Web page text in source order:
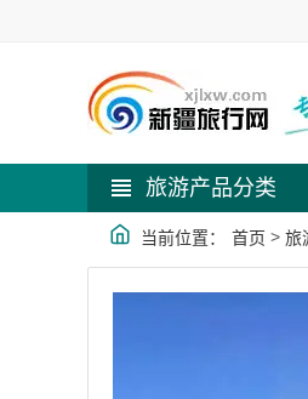
旅游产品分类
当前位置： 首页 > 旅